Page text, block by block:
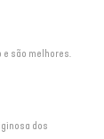
são melhores.
dos